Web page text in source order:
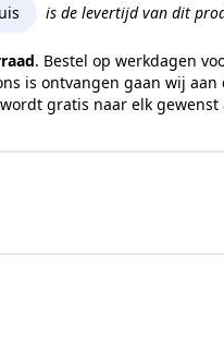
is de levertijd van dit
. Bestel op werkdagen
is ontvangen gaan wij
gratis naar elk